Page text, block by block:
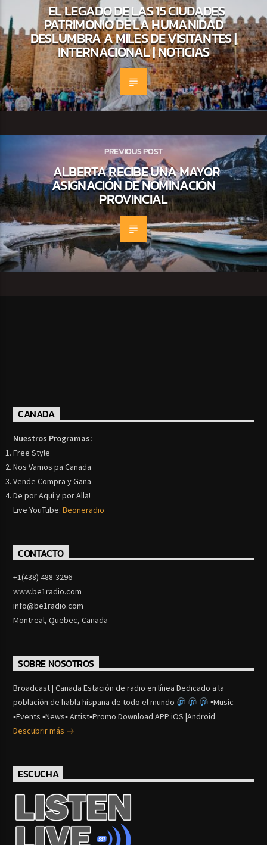
EL LEGADO DE LAS 15 CIUDADES
PATRIMONIO DE LA HUMANIDAD
DESLUMBRA A MILES DE VISITANTES |
INTERNACIONAL | NOTICIAS
PREVIOUS POST
ALBERTA RECIBE UNA MAYOR
ASIGNACIÓN DE NOMINACIÓN
PROVINCIAL
CANADA
Nuestros Programas:
Free Style
Nos Vamos pa Canada
Vende Compra y Gana
De por Aquí y por Alla!
Live YouTube:Beoneradio
CONTACTO
+1(438) 488-3296
www.be1radio.com
info@be1radio.com
Montreal, Quebec, Canada
SOBRE NOSOTROS
Broadcast | Canada Estación de radio en línea Dedicado a la
población de habla hispana de todo el mundo
▪Music
▪Events ▪News▪ Artist▪Promo Download APP iOS |Android
Descubrir más
ESCUCHA